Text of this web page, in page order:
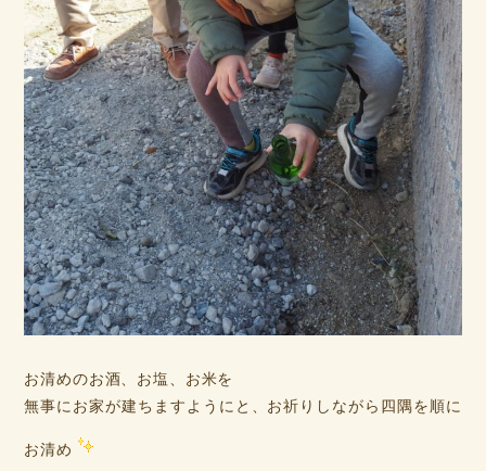
お清めのお酒、お塩、お米を
無事にお家が建ちますようにと、お祈りしながら四隅を順に
お清め